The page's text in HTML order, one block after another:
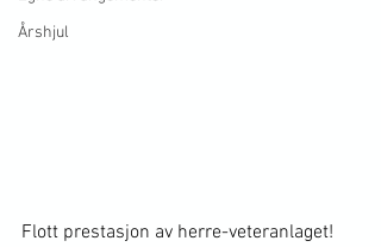
Årshjul
Flott prestasjon av herre-veteranlaget!